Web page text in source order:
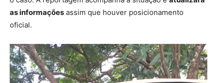
as informações assim que houver posicionamento
oficial.